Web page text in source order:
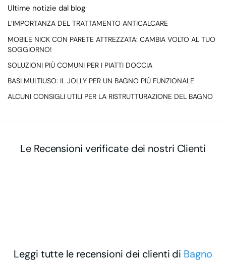
Ultime notizie dal blog
L’IMPORTANZA DEL TRATTAMENTO ANTICALCARE
MOBILE NICK CON PARETE ATTREZZATA: CAMBIA VOLTO AL TUO
SOGGIORNO!
SOLUZIONI PIÙ COMUNI PER I PIATTI DOCCIA
BASI MULTIUSO: IL JOLLY PER UN BAGNO PIÙ FUNZIONALE
ALCUNI CONSIGLI UTILI PER LA RISTRUTTURAZIONE DEL BAGNO
Le Recensioni verificate dei nostri Clienti
Leggi tutte le recensioni dei clienti di Bagno